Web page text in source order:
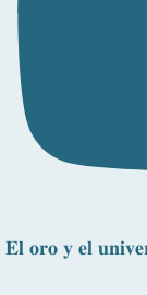
𝐄𝐥 𝐨𝐫𝐨 𝐲 𝐞𝐥